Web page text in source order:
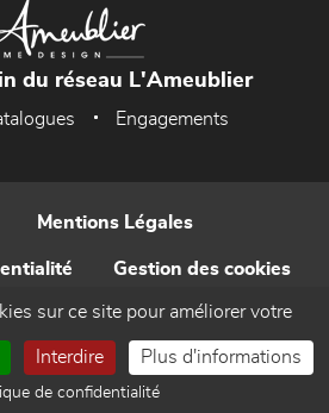
du réseau L'Ameublier
Engagements
Mentions Légales
Gestion des cookies
Contact
par WEB Enseignes
sur ce site pour améliorer votre
Interdire Plus d'informations
de confidentialité